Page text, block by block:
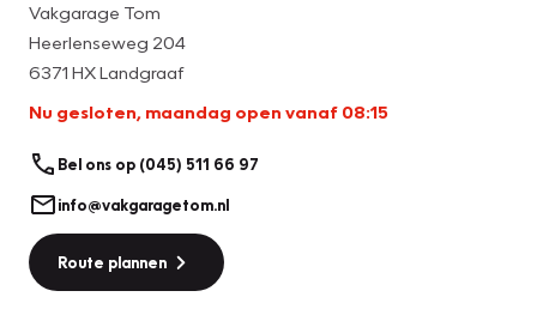
Vakgarage Tom
Heerlenseweg 204
6371 HX Landgraaf
Nu gesloten, maandag open vanaf 08:15
Bel ons op (045) 511 66 97
info@vakgaragetom.nl
Route plannen